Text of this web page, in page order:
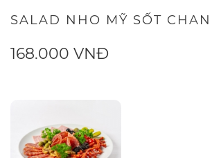
SALAD NHO MỸ SỐT
168.000 VNĐ